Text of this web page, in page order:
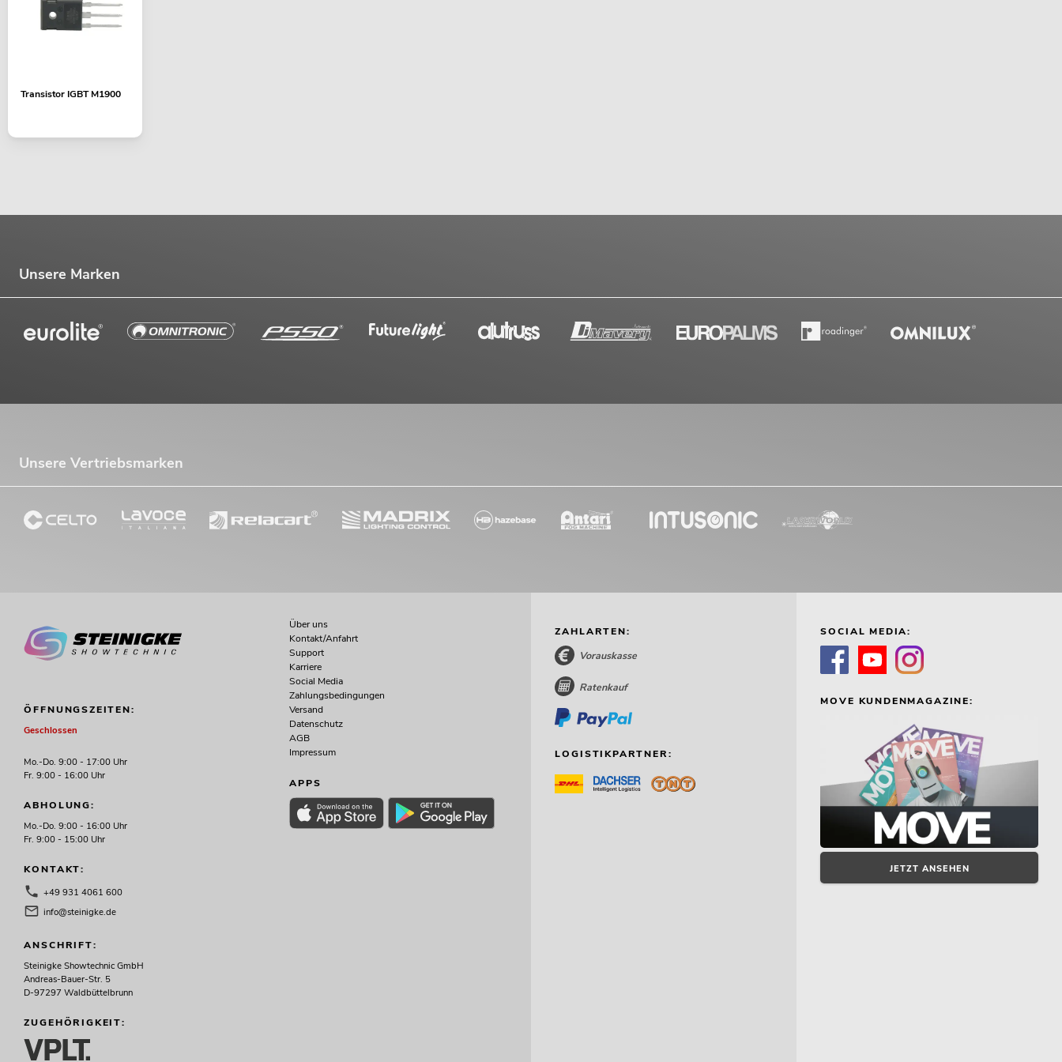
PSSO QCA-10000 4-Kanal-Endstufe
No. 10451697Artikel nicht mehr verfügbar
PSSO Amp Set MK2 für Line-Array S
PSSO Amp Set MK2 für Line-Array M
No. 11041069Artikel nicht mehr verfügbar
Transistor IGBT M1900
Unsere Marken
Unsere Vertriebsmarken
ÖFFNUNGSZEITEN:
Geschlossen
Mo.-Do. 9:00 - 17:00 Uhr
Fr. 9:00 - 16:00 Uhr
ABHOLUNG:
Mo.-Do. 9:00 - 16:00 Uhr
Fr. 9:00 - 15:00 Uhr
KONTAKT:
+49 931 4061 600
info@steinigke.de
ANSCHRIFT:
Steinigke Showtechnic GmbH
Andreas-Bauer-Str. 5
D-97297 Waldbüttelbrunn
ZUGEHÖRIGKEIT:
Über uns
Kontakt/Anfahrt
Support
Karriere
Social Media
Zahlungsbedingungen
Versand
Datenschutz
AGB
Impressum
APPS
ZAHLARTEN:
Vorauskasse
Ratenkauf
LOGISTIKPARTNER:
SOCIAL MEDIA:
MOVE KUNDENMAGAZINE:
JETZT ANSEHEN